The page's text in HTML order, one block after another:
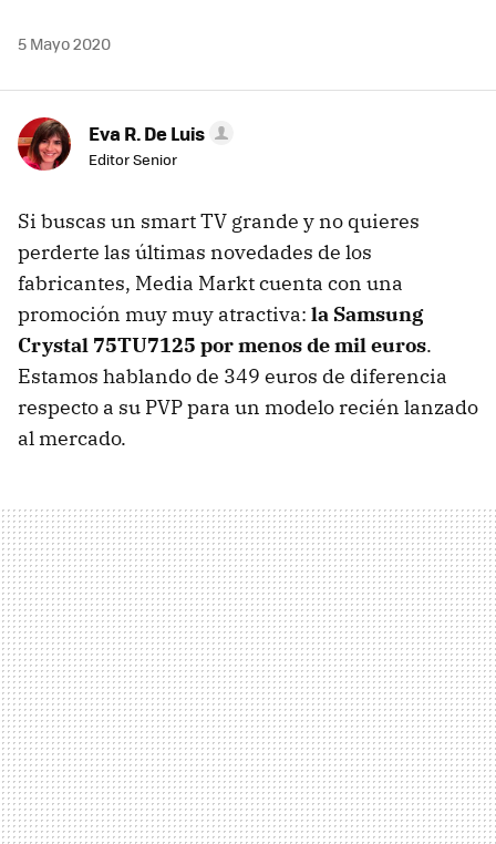
5 Mayo 2020
Eva R. De Luis
Editor Senior
Si buscas un smart TV grande y no quieres
perderte las últimas novedades de los
fabricantes, Media Markt cuenta con una
promoción muy muy atractiva: la Samsung
Crystal 75TU7125 por menos de mil euros.
Estamos hablando de 349 euros de diferencia
respecto a su PVP para un modelo recién lanzado
al mercado.